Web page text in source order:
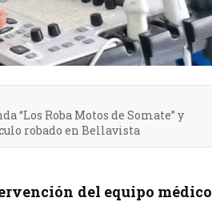
“Los Roba Motos de Somate” y
robado en Bellavista
del equipo médico